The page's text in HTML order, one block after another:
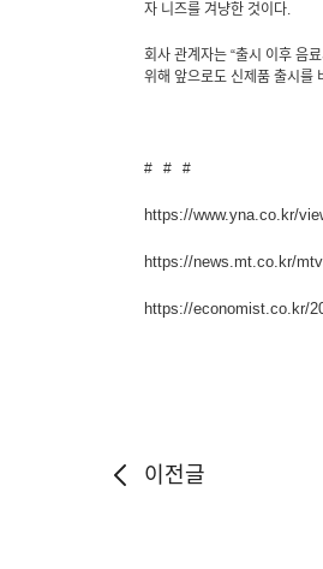
자 니즈를 겨냥한 것이다.
회사 관계자는 “출시 이후 음
위해 앞으로도 신제품 출시를
# # #
https://www.yna.co.kr/
https://news.mt.co.kr/
https://economist.co.kr/
이전글